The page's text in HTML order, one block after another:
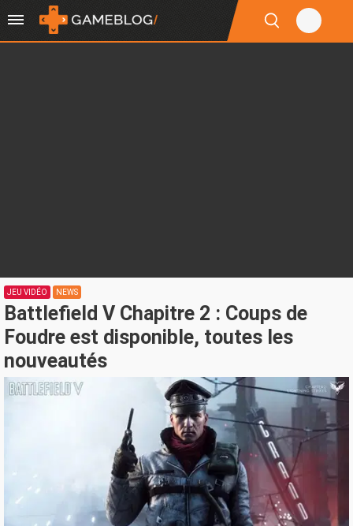
JEU VIDÉO NEWS
Battlefield V Chapitre 2 : Coups de
Foudre est disponible, toutes les
nouveautés